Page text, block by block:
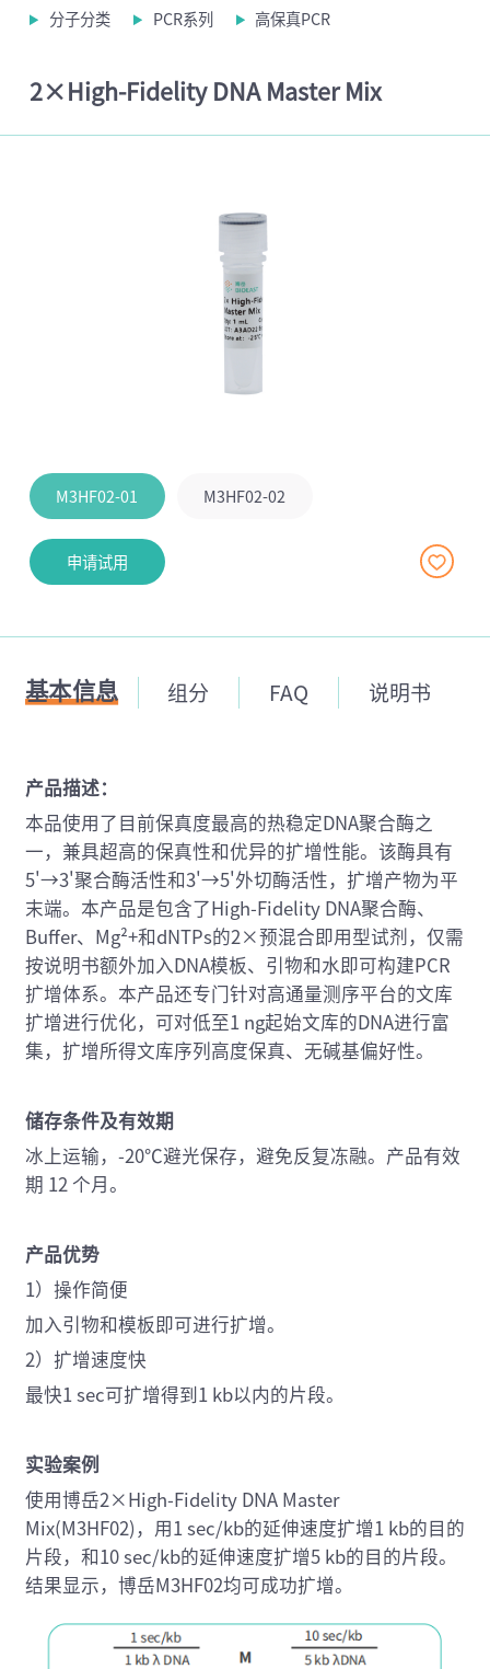
分子分类 PCR系列 高保真PCR
2×High-Fidelity DNA Master Mix
M3HF02-01 M3HF02-02
申请试用
基本信息 组分 FAQ 说明书
产品描述：
本品使用了目前保真度最高的热稳定DNA聚合酶之
一，兼具超高的保真性和优异的扩增性能。该酶具有
5'→3'聚合酶活性和3'→5'外切酶活性，扩增产物为平
末端。本产品是包含了High-Fidelity DNA聚合酶、
Buffer、Mg²+和dNTPs的2×预混合即用型试剂，仅需
按说明书额外加入DNA模板、引物和水即可构建PCR
扩增体系。本产品还专门针对高通量测序平台的文库
扩增进行优化，可对低至1 ng起始文库的DNA进行富
集，扩增所得文库序列高度保真、无碱基偏好性。
储存条件及有效期
冰上运输，-20℃避光保存，避免反复冻融。产品有效
期 12 个月。
产品优势
1）操作简便
加入引物和模板即可进行扩增。
2）扩增速度快
最快1 sec可扩增得到1 kb以内的片段。
实验案例
使用博岳2×High-Fidelity DNA Master
Mix(M3HF02)，用1 sec/kb的延伸速度扩增1 kb的目的
片段，和10 sec/kb的延伸速度扩增5 kb的目的片段。
结果显示，博岳M3HF02均可成功扩增。